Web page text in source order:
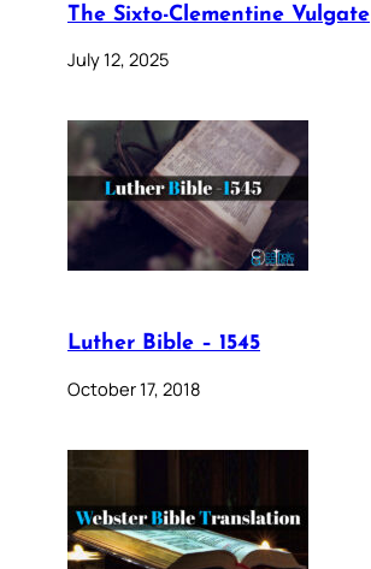
The Sixto-Clementine Vulgate
July 12, 2025
Luther Bible – 1545
October 17, 2018